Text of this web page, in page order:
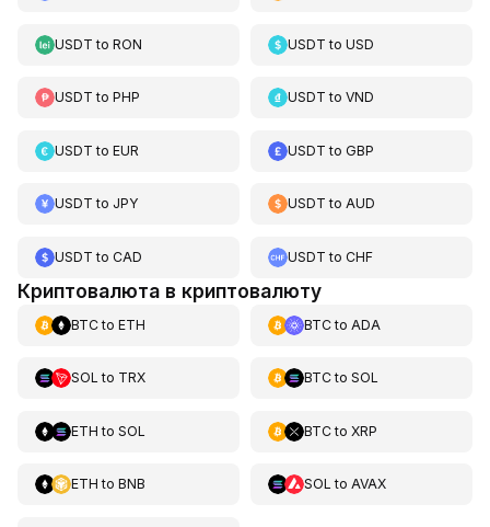
USDT to RON USDT toUSD
USDT to PHP USDT toVND
USDT to EUR USDT toGBP
USDT to JPY USDT toAUD
USDT to CAD USDT toCHF
Криптовалюта в криптовалюту
BTCto ETH BTCto ADA
SOL to TRX BTCto SOL
ETH to SOL BTCto XRP
ETH to BNB SOL to AVAX